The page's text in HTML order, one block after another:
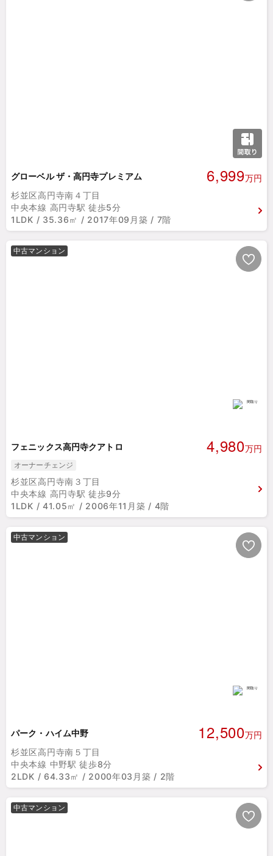
グローベル ザ・高円寺プレミアム 6,999万円
杉並区高円寺南４丁目
中央本線 高円寺駅 徒歩5分
1LDK / 35.36㎡ / 2017年09月築 / 7階
中古マンション
フェニックス高円寺クアトロ 4,980万円
オーナーチェンジ
杉並区高円寺南３丁目
中央本線 高円寺駅 徒歩9分
1LDK / 41.05㎡ / 2006年11月築 / 4階
中古マンション
パーク・ハイム中野 12,500万円
杉並区高円寺南５丁目
中央本線 中野駅 徒歩8分
2LDK / 64.33㎡ / 2000年03月築 / 2階
中古マンション